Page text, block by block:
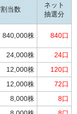
割当数
ネット
抽選分
840,000株 840口
24,000株
24口
12,000株
120口
12,000株
72口
8,000株
8口